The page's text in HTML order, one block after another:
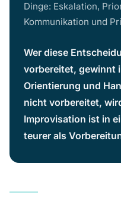
Dinge: Eskalation,
Kommunikation und
Wer diese
vorbereitet, gewinnt
Orientierung und
nicht vorbereitet,
Improvisation ist in
teurer als